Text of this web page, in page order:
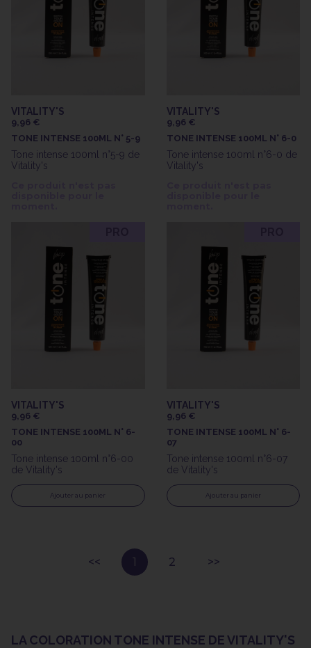
VITALITY'S
9,96 €
TONE INTENSE 100ML N° 5-9
Tone intense 100ml n°5-9 de
Vitality's
VITALITY'S
9,96 €
TONE INTENSE 100ML N° 6-0
Tone intense 100ml n°6-0 de
Vitality's
VITALITY'S
9,96 €
TONE INTENSE 100ML N° 6-
00
Tone intense 100ml n°6-00
de Vitality's
Ajouter au panier
VITALITY'S
9,96 €
TONE INTENSE 100ML N° 6-
07
Tone intense 100ml n°6-07
de Vitality's
Ajouter au panier
1 2
LA COLORATION TONE INTENSE DE VITALITY'S